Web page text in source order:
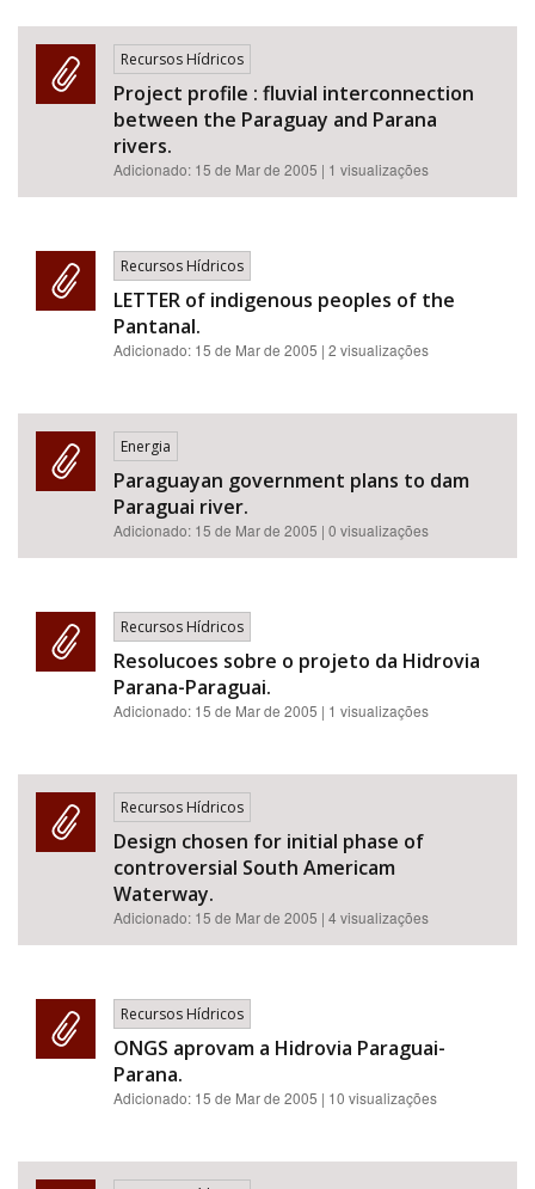
Recursos Hídricos
Project profile : fluvial interconnection
between the Paraguay and Parana
rivers.
Adicionado: 15 de Mar de 2005 | 1 visualizações
Recursos Hídricos
LETTER of indigenous peoples of the
Pantanal.
Adicionado: 15 de Mar de 2005 | 2 visualizações
Energia
Paraguayan government plans to dam
Paraguai river.
Adicionado: 15 de Mar de 2005 | 0 visualizações
Recursos Hídricos
Resolucoes sobre o projeto da Hidrovia
Parana-Paraguai.
Adicionado: 15 de Mar de 2005 | 1 visualizações
Recursos Hídricos
Design chosen for initial phase of
controversial South Americam
Waterway.
Adicionado: 15 de Mar de 2005 | 4 visualizações
Recursos Hídricos
ONGS aprovam a Hidrovia Paraguai-
Parana.
Adicionado: 15 de Mar de 2005 | 10 visualizações